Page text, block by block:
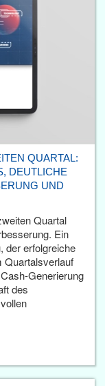
QUARTAL:
DEUTLICHE
UND
Quartal
Ein
der erfolgreiche
Quartalsverlauf
Generierung
des